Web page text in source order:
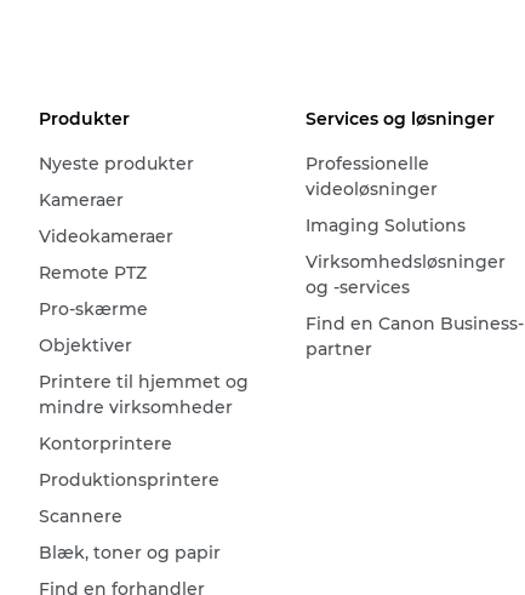
Produkter
Nyeste produkter
Kameraer
Videokameraer
Remote PTZ
Pro-skærme
Objektiver
Printere til hjemmet og
mindre virksomheder
Kontorprintere
Produktionsprintere
Scannere
Blæk, toner og papir
Find en forhandler
Services og løsninger
Professionelle
videoløsninger
Imaging Solutions
Virksomhedsløsninger
og -services
Find en Canon Business-
partner